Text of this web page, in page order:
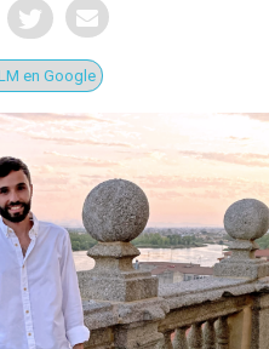
en Google